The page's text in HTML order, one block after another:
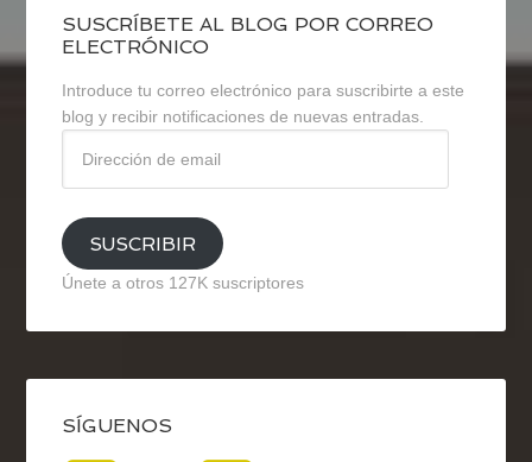
SUSCRÍBETE AL BLOG POR CORREO
ELECTRÓNICO
Introduce tu correo electrónico para suscribirte a este
blog y recibir notificaciones de nuevas entradas.
email
SUSCRIBIR
Únete a otros 127K suscriptores
SÍGUENOS